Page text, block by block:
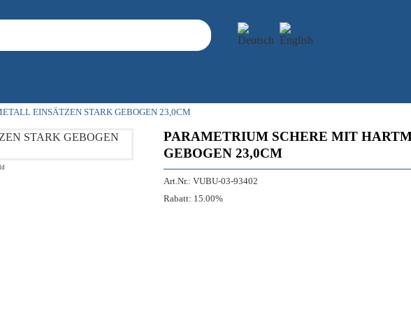
EINSÄTZEN STARK GEBOGEN 23,0CM
PARAMETRIUM SCHERE MIT
GEBOGEN 23,0CM
Art.Nr.: VUBU-03-93402
Rabatt: 15.00%